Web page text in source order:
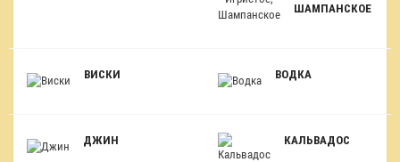
ШАМПАНСКОЕ
ВИСКИ ВОДКА
ДЖИН КАЛЬВАДОС